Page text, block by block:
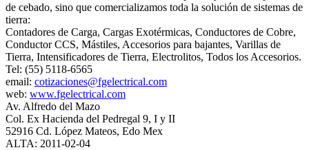
de cebado, sino que comercializamos toda la solución de sistemas de
tierra:
Contadores de Carga, Cargas Exotérmicas, Conductores de Cobre,
Conductor CCS, Mástiles, Accesorios para bajantes, Varillas de
Tierra, Intensificadores de Tierra, Electrolitos, Todos los Accesorios.
Tel: (55) 5118-6565
email: cotizaciones@fgelectrical.com
web: www.fgelectrical.com
Av. Alfredo del Mazo
Col. Ex Hacienda del Pedregal 9, I y II
52916 Cd. López Mateos, Edo Mex
ALTA: 2011-02-04